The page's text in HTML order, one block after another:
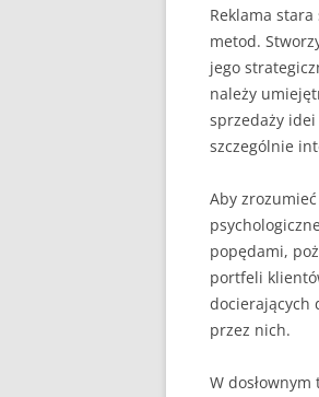
Reklama
metod.
jego
należy
sprzedaży
szczególnie
Aby
popędami,
portfeli
docierających
przez nich.
W